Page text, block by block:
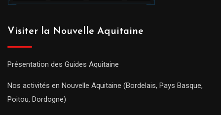
Visiter la Nouvelle Aquitaine
Présentation des Guides Aquitaine
Nos activités en Nouvelle Aquitaine (Bordelais, Pays Basque,
Poitou, Dordogne)